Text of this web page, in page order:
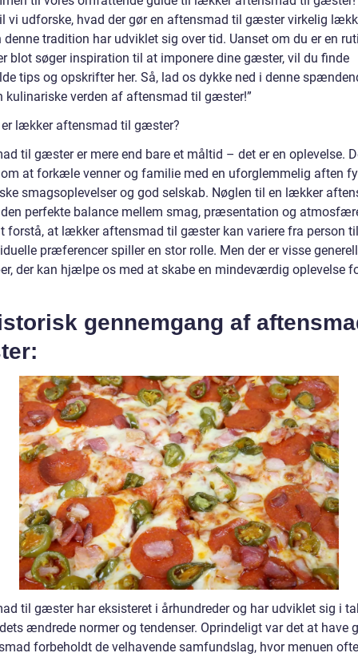
vi udforske, hvad der gør en aftensmad til gæster virkelig
denne tradition har udviklet sig over tid. Uanset om du er en
blot søger inspiration til at imponere dine gæster, vil du finde
tips og opskrifter her. Så, lad os dykke ned i denne
kulinariske verden af aftensmad til gæster!”
er lækker aftensmad til gæster?
til gæster er mere end bare et måltid – det er en oplevelse.
at forkæle venner og familie med en uforglemmelig aften
smagsoplevelser og god selskab. Nøglen til en lækker
perfekte balance mellem smag, præsentation og
forstå, at lækker aftensmad til gæster kan variere fra person
præferencer spiller en stor rolle. Men der er visse
der kan hjælpe os med at skabe en mindeværdig oplevelse
gennemgang af
til gæster har eksisteret i århundreder og har udviklet sig i
ændrede normer og tendenser. Oprindeligt var det at have
forbeholdt de velhavende samfundslag, hvor menuen